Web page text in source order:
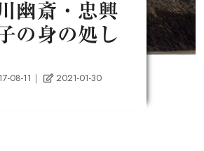
幽斎・忠興
の身の処し
08-11 ｜ 2021-01-30